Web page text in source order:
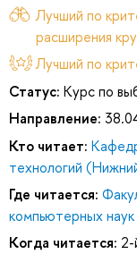
Лучший по
расширения
Лучший по
Статус: Курс по
Направление:
Кто читает:
технологий
Где читается:
компьютерных
Когда читается: 2-